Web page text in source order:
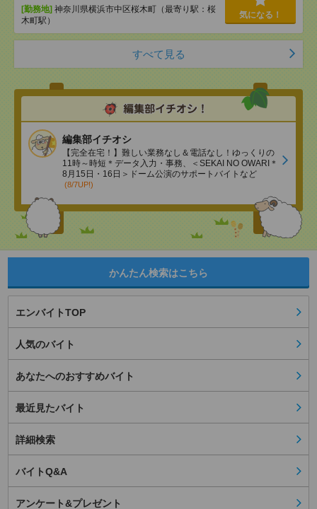
[勤務地] 神奈川県横浜市中区桜木町（最寄り駅：桜
木町駅）
気になる！
すべて見る
編集部イチオシ
【完全在宅！】難しい業務なし＆電話なし！ゆっくりの
11時～時短＊データ入力・事務、＜SEKAI NO OWARI＊
8月15日・16日＞ドーム公演のサポートバイトなど
(8/7UP!)
かんたん検索はこちら
エンバイトTOP
人気のバイト
あなたへのおすすめバイト
最近見たバイト
詳細検索
バイトQ&A
アンケート&プレゼント